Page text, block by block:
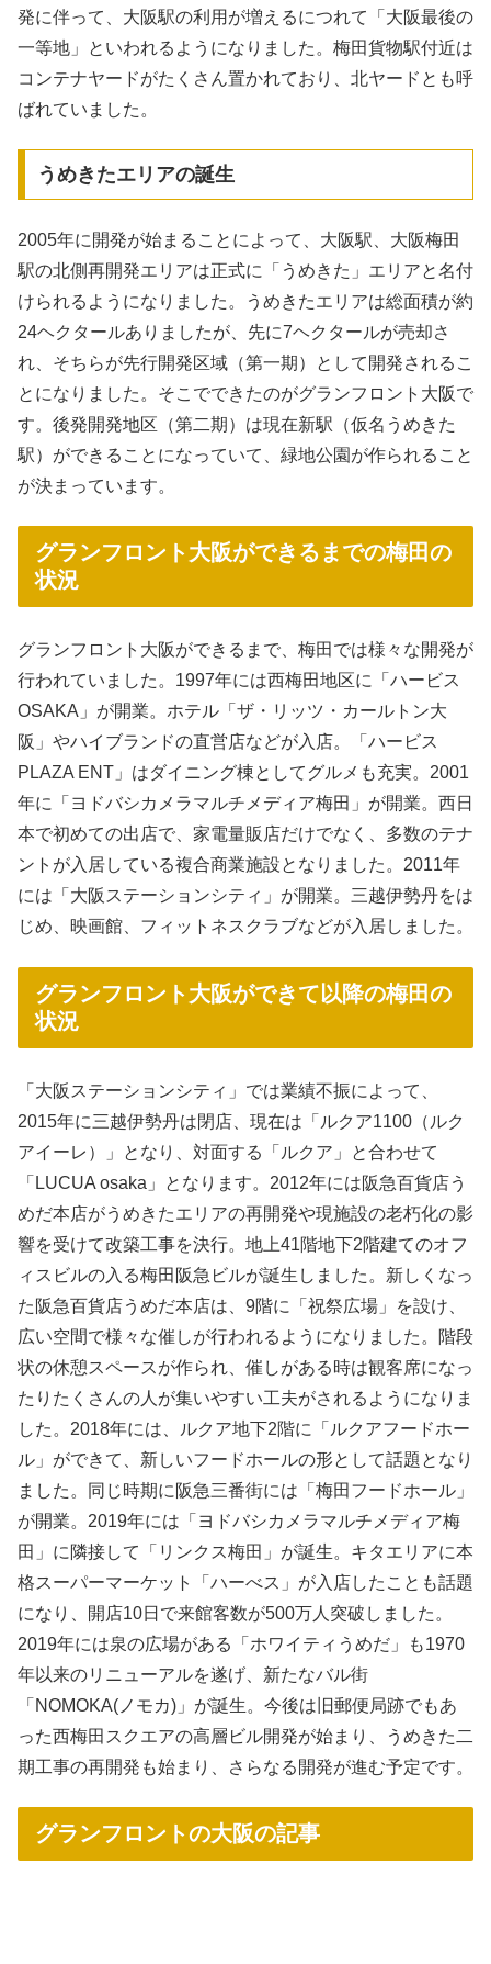
発に伴って、大阪駅の利用が増えるにつれて「大阪最後の
一等地」といわれるようになりました。梅田貨物駅付近は
コンテナヤードがたくさん置かれており、北ヤードとも呼
ばれていました。
うめきたエリアの誕生
2005年に開発が始まることによって、大阪駅、大阪梅田
駅の北側再開発エリアは正式に「うめきた」エリアと名付
けられるようになりました。うめきたエリアは総面積が約
24ヘクタールありましたが、先に7ヘクタールが売却さ
れ、そちらが先行開発区域（第一期）として開発されるこ
とになりました。そこでできたのがグランフロント大阪で
す。後発開発地区（第二期）は現在新駅（仮名うめきた
駅）ができることになっていて、緑地公園が作られること
が決まっています。
グランフロント大阪ができるまでの梅田の
状況
グランフロント大阪ができるまで、梅田では様々な開発が
行われていました。1997年には西梅田地区に「ハービス
OSAKA」が開業。ホテル「ザ・リッツ・カールトン大
阪」やハイブランドの直営店などが入店。「ハービス
PLAZA ENT」はダイニング棟としてグルメも充実。2001
年に「ヨドバシカメラマルチメディア梅田」が開業。西日
本で初めての出店で、家電量販店だけでなく、多数のテナ
ントが入居している複合商業施設となりました。2011年
には「大阪ステーションシティ」が開業。三越伊勢丹をは
じめ、映画館、フィットネスクラブなどが入居しました。
グランフロント大阪ができて以降の梅田の
状況
「大阪ステーションシティ」では業績不振によって、
2015年に三越伊勢丹は閉店、現在は「ルクア1100（ルク
アイーレ）」となり、対面する「ルクア」と合わせて
「LUCUA osaka」となります。2012年には阪急百貨店う
めだ本店がうめきたエリアの再開発や現施設の老朽化の影
響を受けて改築工事を決行。地上41階地下2階建てのオフ
ィスビルの入る梅田阪急ビルが誕生しました。新しくなっ
た阪急百貨店うめだ本店は、9階に「祝祭広場」を設け、
広い空間で様々な催しが行われるようになりました。階段
状の休憩スペースが作られ、催しがある時は観客席になっ
たりたくさんの人が集いやすい工夫がされるようになりま
した。2018年には、ルクア地下2階に「ルクアフードホー
ル」ができて、新しいフードホールの形として話題となり
ました。同じ時期に阪急三番街には「梅田フードホール」
が開業。2019年には「ヨドバシカメラマルチメディア梅
田」に隣接して「リンクス梅田」が誕生。キタエリアに本
格スーパーマーケット「ハーべス」が入店したことも話題
になり、開店10日で来館客数が500万人突破しました。
2019年には泉の広場がある「ホワイティうめだ」も1970
年以来のリニューアルを遂げ、新たなバル街
「NOMOKA(ノモカ)」が誕生。今後は旧郵便局跡でもあ
った西梅田スクエアの高層ビル開発が始まり、うめきた二
期工事の再開発も始まり、さらなる開発が進む予定です。
グランフロントの大阪の記事